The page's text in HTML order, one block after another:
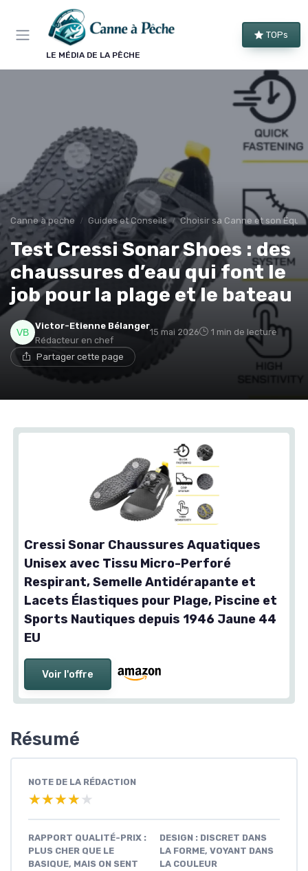
LE MÉDIA DE LA PÊCHE
TOPs
Canne à peche Guides et Conseils Choisir sa Canne et son
Test Cressi Sonar Shoes : des
chaussures d’eau qui font le
job pour la plage et le bateau
Victor-Etienne Bélanger
Rédacteur en chef
15 mai 2026 1 min de lecture
Partager cette page
Cressi Sonar Chaussures Aquatiques
Unisex avec Tissu Micro-Perforé
Respirant, Semelle Antidérapante et
Lacets Élastiques pour Plage, Piscine et
Sports Nautiques depuis 1946 Jaune 44
EU
Voir l'offre
Résumé
NOTE DE LA RÉDACTION
★★★★★
★★★★★
RAPPORT QUALITÉ-PRIX :
PLUS CHER QUE LE
BASIQUE, MAIS ON SENT
DESIGN : DISCRET DANS
LA FORME, VOYANT DANS
LA COULEUR
Panneau de gestion des cookies